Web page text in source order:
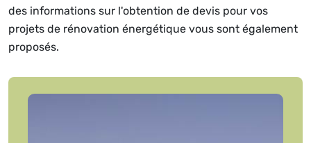
des informations sur l'obtention de devis pour vos
projets de rénovation énergétique vous sont également
proposés.